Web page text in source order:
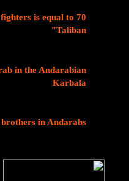
is equal to 70
Taliban"
in the Andarabian
Karbala
in Andarabs